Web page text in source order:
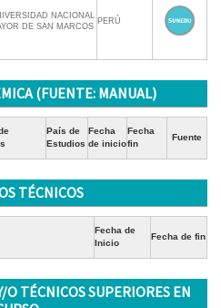
NACIONAL
DE SAN MARCOS
PERÚ
(FUENTE: MANUAL)
País de
Estudios
Fecha
de inicio
Fecha
fin
Fuente
TÉCNICOS
Fecha de
Inicio
Fecha de fin
O TÉCNICOS SUPERIORES EN